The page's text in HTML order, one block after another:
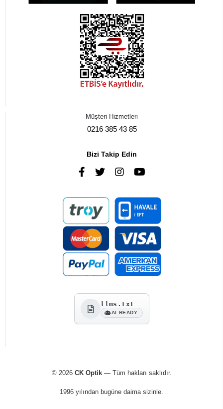
Müşteri Hizmetleri
0216 385 43 85
Bizi Takip Edin
llms.txt
AI READY
© 2026 CK Optik— Tüm hakları saklıdır.
1996 yılından bugüne daima sizinle.